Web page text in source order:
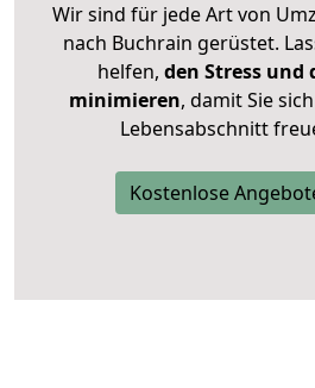
Wir sind für jede Art von
nach Buchrain gerüstet.
helfen, den Stress und
minimieren, damit Sie
Lebensabschnitt
Kostenlose